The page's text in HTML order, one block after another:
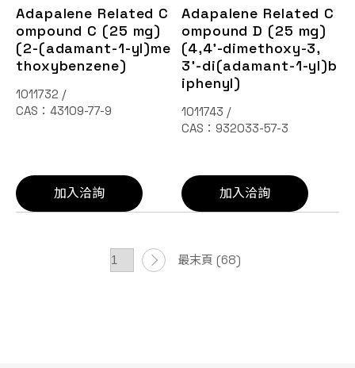
Adapalene Related C
ompound C (25 mg)
(2-(adamant-1-yl)me
thoxybenzene)
1011732 /
CAS：43109-77-9
加入洽詢
Adapalene Related C
ompound D (25 mg)
(4,4'-dimethoxy-3,
3'-di(adamant-1-yl)b
iphenyl)
1011743 /
CAS：932033-57-3
加入洽詢
最末頁 (68)